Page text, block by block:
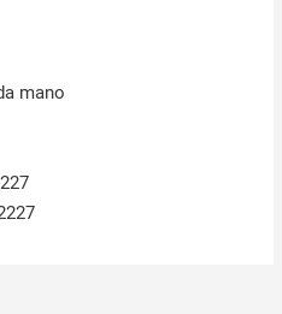
mano